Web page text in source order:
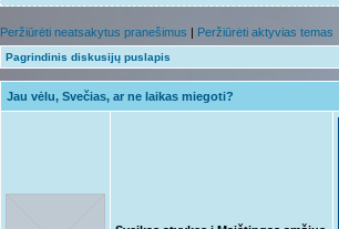
Peržiūrėti neatsakytus pranešimus | Peržiūrėti aktyvias temas
Pagrindinis diskusijų puslapis
Jau vėlu, Svečias, ar ne laikas miegoti?